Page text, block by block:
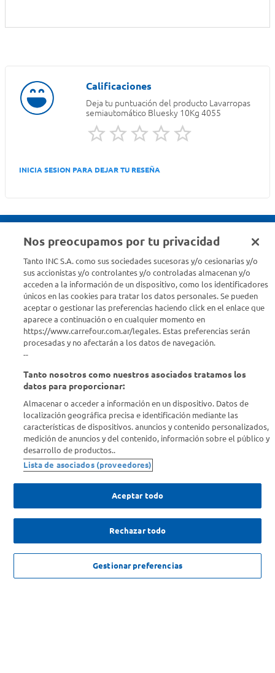
ADICIONAL 15% OFF EN 1 PAGO
00c/u
Deja tu puntuación del producto Lavarropas
semiautomático Bluesky 10Kg 4055
INICIA SESION PARA DEJAR TU RESEÑA
Estamos para ayudarte
¿Tenés una consulta? Comunicate con nosotros acá
Descubrí Carrefour
Conocenos
Info útil
Comprá Online
Dejanos tu mail para recibir todas las ofertas y promociones antes
Nos preocupamos por tu privacidad
Tanto INC S.A. como sus sociedades sucesoras y/o cesionarias y/o
sus accionistas y/o controlantes y/o controladas almacenan y/o
acceden a la información de un dispositivo, como los identificadores
únicos en las cookies para tratar los datos personales. Se pueden
aceptar o gestionar las preferencias haciendo click en el enlace que
aparece a continuación o en cualquier momento en
https://www.carrefour.com.ar/legales. Estas preferencias serán
procesadas y no afectarán a los datos de navegación.
--
Tanto nosotros como nuestros asociados tratamos los
datos para proporcionar:
Almacenar o acceder a información en un dispositivo. Datos de
localización geográfica precisa e identificación mediante las
características de dispositivos. anuncios y contenido personalizados,
medición de anuncios y del contenido, información sobre el público y
desarrollo de productos..
Lista de asociados (proveedores)
Aceptar todo
Rechazar todo
Gestionar preferencias